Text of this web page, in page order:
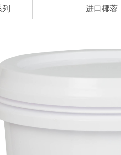
进口椰蓉